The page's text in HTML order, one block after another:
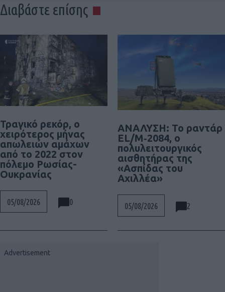
Διαβάστε επίσης
Τραγικό ρεκόρ, ο
χειρότερος μήνας
απωλειών αμάχων
από το 2022 στον
πόλεμο Ρωσίας-
Ουκρανίας
05/08/2026 0
ΑΝΑΛΥΣΗ: To ραντάρ
EL/M‑2084, ο
πολυλειτουργικός
αισθητήρας της
«Ασπίδας του
Αχιλλέα»
05/08/2026 2